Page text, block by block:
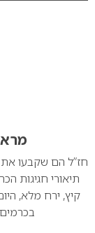
חז”ל הם שקבעו
תיאורי חגיגות
קיץ, ירח מלא,